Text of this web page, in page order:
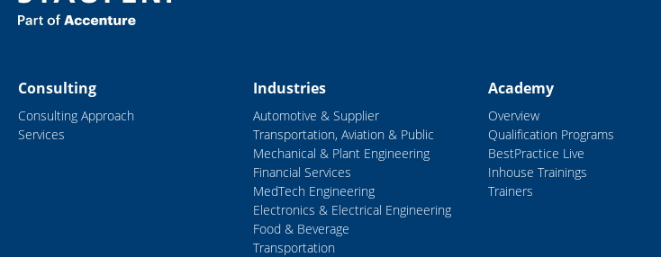
Consulting
Consulting Approach
Services
Industries
Automotive & Supplier
Transportation, Aviation & Public
Mechanical & Plant Engineering
Financial Services
MedTech Engineering
Electronics & Electrical Engineering
Food & Beverage
Transportation
Academy
Overview
Qualification Programs
BestPractice Live
Inhouse Trainings
Trainers